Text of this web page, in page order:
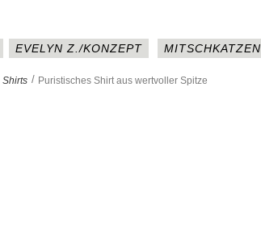
EVELYN Z./KONZEPT MITSCHKATZEN
Shirts > Puristisches Shirt aus wertvoller Spitze